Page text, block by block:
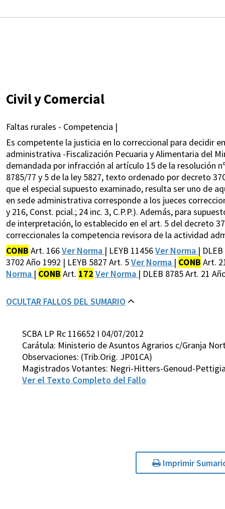
Civil y Comercial
Faltas rurales - Competencia |
Es competente la justicia en lo correccional para decidir
administrativa -Fiscalización Pecuaria y Alimentaria del
demandada por infracción al artículo 15 de la resolución
8785/77 y 5 de la ley 5827, texto ordenado por decreto
que el especial supuesto examinado, resulta ser uno de
en sede administrativa corresponde a los jueces
y 216, Const. pcial.; 24 inc. 3, C.P.P.). Además, para
de interpretación, lo establecido en el art. 5 del decreto
correccionales la competencia revisora de la actividad
CONB Art. 166Ver Norma | LEYB 11456Ver Norma |
3702 Año 1992 | LEYB 5827 Art. 5Ver Norma | CONB Art.
Norma | CONB Art. 172 Ver Norma | DLEB 8785 Art. 21
OCULTAR FALLOS DEL SUMARIO
SCBA LP Rc 116652 I 04/07/2012
Carátula: Ministerio de Asuntos Agrarios c/Granja
Observaciones: (Trib.Orig. JP01CA)
Magistrados Votantes: Negri-Hitters-Genoud-
Ver el Texto Completo del Fallo
Imprimir